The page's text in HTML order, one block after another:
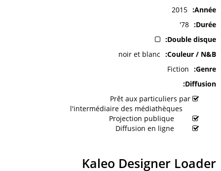
Année
2015
Durée
78'
Double disque
Couleur / N&B
noir et blanc
Genre
Fiction
Diffusion
Prêt aux particuliers par
l'intermédiaire des médiathèques
Kaleo Designer Loader